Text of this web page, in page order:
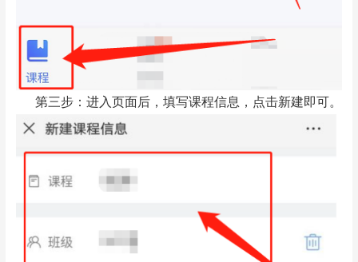
第三步：进入页面后，填写课程信息，点击新建即可。